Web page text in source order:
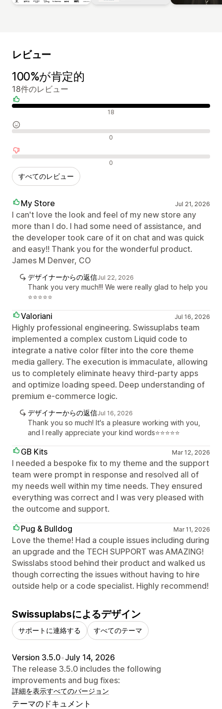
レビュー
100%が肯定的
18件のレビュー
肯定的なレビュー 18
中間的なレビュー 0
否定的なレビュー 0
すべてのレビュー
My Store Jul 21, 2026
I can't love the look and feel of my new store any
more than I do. I had some need of assistance, and
the developer took care of it on chat and was quick
and easy!! Thank you for the wonderful product.
James M Denver, CO
デザイナーからの返信Jul 22, 2026
Thank you very much!!! We were really glad to help you
⭐⭐⭐⭐⭐
Valoriani Jul 16, 2026
Highly professional engineering. Swissuplabs team
implemented a complex custom Liquid code to
integrate a native color filter into the core theme
media gallery. The execution is immaculate, allowing
us to completely eliminate heavy third-party apps
and optimize loading speed. Deep understanding of
premium e-commerce logic.
デザイナーからの返信Jul 16, 2026
Thank you so much! It's a pleasure working with you,
and I really appreciate your kind words⭐⭐⭐⭐⭐
GB Kits Mar 12, 2026
I needed a bespoke fix to my theme and the support
team were prompt in response and resolved all of
my needs well within my time needs. They ensured
everything was correct and I was very pleased with
the outcome and support.
Pug & Bulldog
Mar 11, 2026
Love the theme! Had a couple issues including during
an upgrade and the TECH SUPPORT was AMAZING!
Swisslabs stood behind their product and walked us
though correcting the issues without having to hire
outside help or a code specialist. Highly recommend!
Swissuplabsによるデザイン
サポートに連絡する すべてのテーマ
Version 3.5.0•July 14, 2026
The release 3.5.0 includes the following
improvements and bug fixes:
詳細を表示すべてのバージョン
テーマのドキュメント